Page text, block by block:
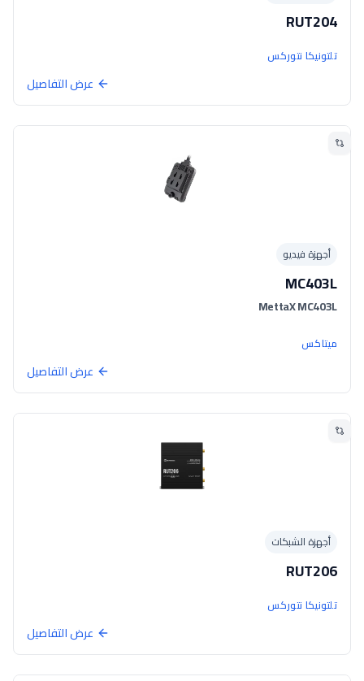
RUT204
تلتونيكا نتوركس
عرض التفاصيل
أجهزة فيديو
MC403L
MettaX MC403L
ميتاكس
عرض التفاصيل
أجهزة الشبكات
RUT206
تلتونيكا نتوركس
عرض التفاصيل